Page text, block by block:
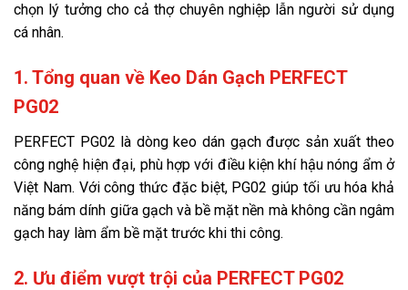
chọn lý tưởng cho cả thợ chuyên nghiệp lẫn người sử dụng
cá nhân.
1. Tổng quan về Keo Dán Gạch PERFECT
PG02
PERFECT PG02 là dòng keo dán gạch được sản xuất theo
công nghệ hiện đại, phù hợp với điều kiện khí hậu nóng ẩm ở
Việt Nam. Với công thức đặc biệt, PG02 giúp tối ưu hóa khả
năng bám dính giữa gạch và bề mặt nền mà không cần ngâm
gạch hay làm ẩm bề mặt trước khi thi công.
2. Ưu điểm vượt trội của PERFECT PG02